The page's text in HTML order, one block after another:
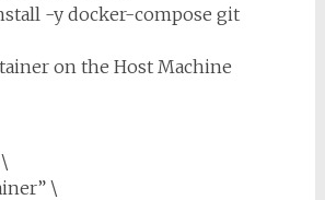
-y docker-compose git
on the Host Machine
\